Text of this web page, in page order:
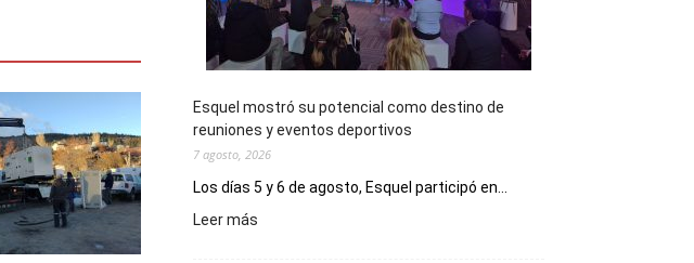
Esquel mostró su potencial como destino de
reuniones y eventos deportivos
7 agosto, 2026
Los días 5 y 6 de agosto, Esquel participó en...
Leer más